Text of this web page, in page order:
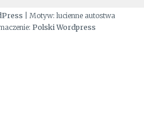
Motyw: lucienne autostwa
Polski Wordpress